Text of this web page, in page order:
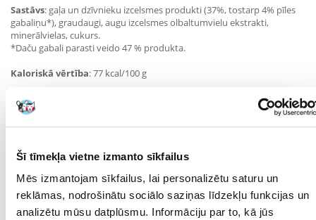
Šī tīmekļa vietne izmanto sīkfailus
Mēs izmantojam sīkfailus, lai personalizētu saturu un
reklāmas, nodrošinātu sociālo saziņas līdzekļu funkcijas un
analizētu mūsu datplūsmu. Informāciju par to, kā jūs
Sastāvs: gaļa un dzīvnieku izcelsmes produkti (37%, tostarp 4% pīles
gabaliņu*), graudaugi, augu izcelsmes olbaltumvielu ekstrakti,
minerālvielas, cukurs.
*Daču gabali parasti veido 47 % produkta.
Kaloriskā vērtība: 77 kcal/100 g
Piedevas/1 kg
Uztura piedevas: B1 vitamīns: 31,5 mg, D3 vitamīns: 250 SV, E vitamīns:
21,0 mg, taurīns: 650 mg, jods (kalcija jodāts, bezūdens): 0,22 mg,
sulfāts, monohidrāts): 2,2 mg, cinks (cinka sulfāts, monohidrāts): 16,8
mg / Tehnoloģiskās piedevas: kasijas sveķi: 1810 mg.
Analītiskie komponenti (%
): olbaltumvielas: 8,0; tauku saturs: 3,5;
neorganiskās vielas: 1,3; jēlšķiedra: 0,20; mitrums: 83,0; kalcijs: 0,22;
fosfors: 0,16.